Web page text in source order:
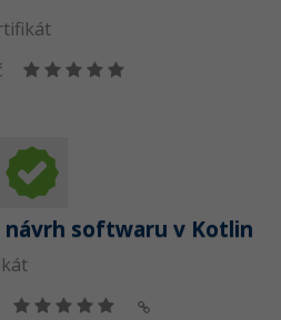
softwaru v Kotlin